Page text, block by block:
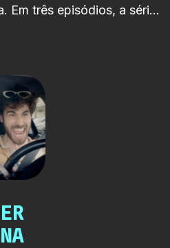
Em três episódios, a série